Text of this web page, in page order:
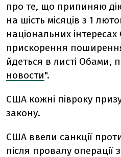
про те, що припиняю
на шість місяців з 1
національних
прискорення поширення
йдеться в листі Обами,
новости".
США кожні півроку
закону.
США ввели санкції
після провалу операції